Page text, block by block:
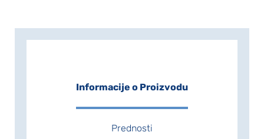
Informacije o Proizvodu
Prednosti